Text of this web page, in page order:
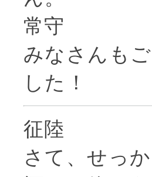
常守
みなさんも
した！
征陸
さて、せっ